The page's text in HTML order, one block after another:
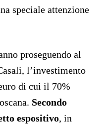
speciale attenzione
proseguendo al
l’investimento
di cui il 70%
Secondo
espositivo, in